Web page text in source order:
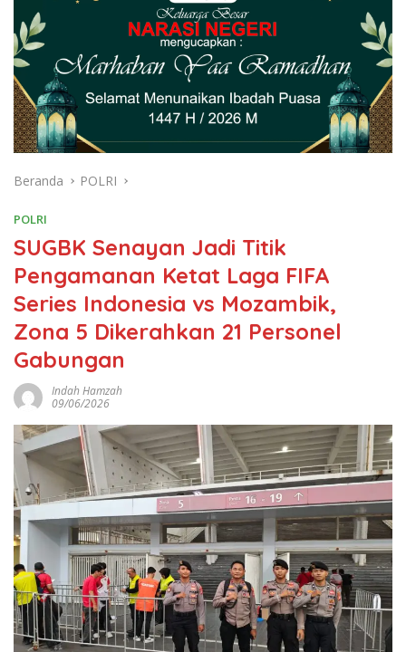
Beranda POLRI
POLRI
SUGBK Senayan Jadi Titik
Pengamanan Ketat Laga FIFA
Series Indonesia vs Mozambik,
Zona 5 Dikerahkan 21 Personel
Gabungan
Indah Hamzah
09/06/2026